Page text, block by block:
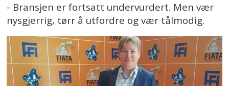
- Bransjen er fortsatt undervurdert. Men vær
nysgjerrig, tørr å utfordre og vær tålmodig.